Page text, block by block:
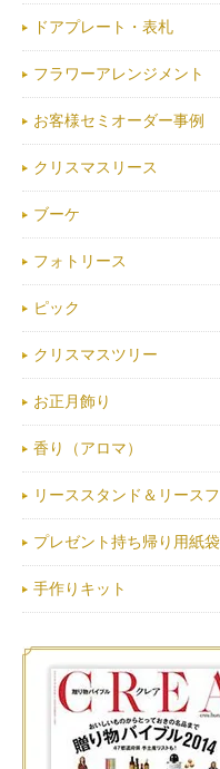
ドアプレート・表札
フラワーアレンジメント
お客様セミオーダー事例
クリスマスリース
ブーケ
フォトリース
ピック
クリスマスツリー
お正月飾り
香り（アロマ）
リーススタンド＆リース
プレゼント持ち帰り用紙袋
手作りキット